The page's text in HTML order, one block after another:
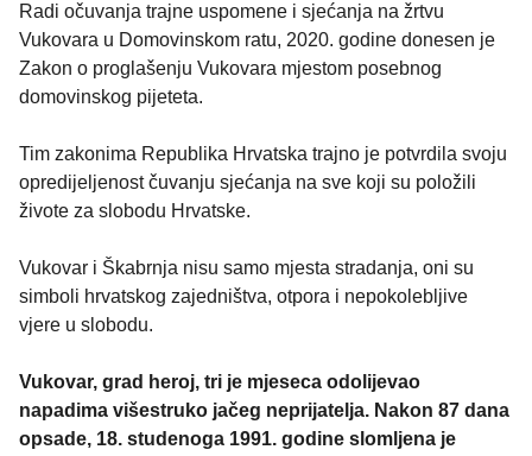
Radi očuvanja trajne uspomene i sjećanja na žrtvu
Vukovara u Domovinskom ratu, 2020. godine donesen je
Zakon o proglašenju Vukovara mjestom posebnog
domovinskog pijeteta.
Tim zakonima Republika Hrvatska trajno je potvrdila svoju
opredijeljenost čuvanju sjećanja na sve koji su položili
živote za slobodu Hrvatske.
Vukovar i Škabrnja nisu samo mjesta stradanja, oni su
simboli hrvatskog zajedništva, otpora i nepokolebljive
vjere u slobodu.
Vukovar, grad heroj, tri je mjeseca odolijevao
napadima višestruko jačeg neprijatelja. Nakon 87 dana
opsade, 18. studenoga 1991. godine slomljena je